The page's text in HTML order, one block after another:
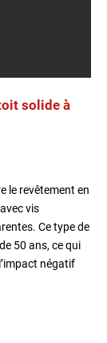
solide à
le revêtement en
vis
Ce type de
50 ans, ce qui
négatif